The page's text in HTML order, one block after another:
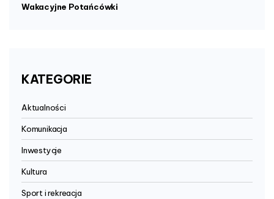
Wakacyjne Potańcówki
KATEGORIE
Aktualności
Komunikacja
Inwestycje
Kultura
Sport i rekreacja